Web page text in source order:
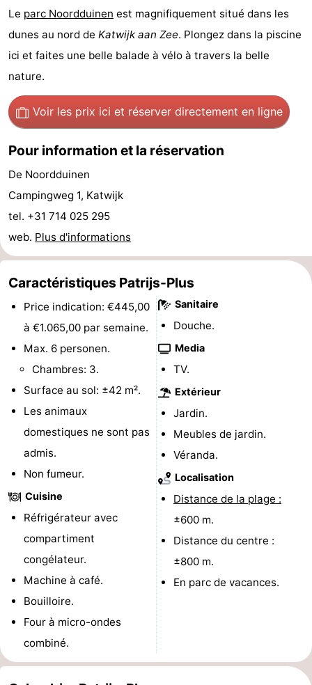
jeux
intérieures
de
bien-
être
Villages
&
villes
Nature
Sports
-
Piscines
-
Faire
vélo
-
Randonnée
Équitation
-
golf
Surfen
Peche
Sportive
Equitation
Boire
et
manger
Événements
Pratiques
Forum
-
Médicales
Région
Septentrionale
Le parc Noordduinen est magnifiquement situé dans les
dunes au nord de Katwijk aan Zee. Plongez dans la piscine
ici et faites une belle balade à vélo à travers la belle
nature.
Voir les prix ici et réserver directement en ligne
Pour information et la réservation
De Noordduinen
Campingweg 1, Katwijk
tel. +31 714 025 295
web. Plus d'informations
Caractéristiques Patrijs-Plus
Price indication: €445,00
à €1.065,00 par semaine.
Max. 6 personen.
Chambres: 3.
Surface au sol: ±42 m².
Les animaux
domestiques ne sont pas
admis.
Non fumeur.
Cuisine
Réfrigérateur avec
compartiment
congélateur.
Machine à café.
Bouilloire.
Four à micro-ondes
combiné.
Sanitaire
Douche.
Media
TV.
Extérieur
Jardin.
Meubles de jardin.
Véranda.
Localisation
Distance de la plage :
±600 m.
Distance du centre :
±800 m.
En parc de vacances.